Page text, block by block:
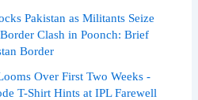
Pakistan as Militants Seize
Border Clash in Poonch: Brief
Border
Over First Two Weeks -
T-Shirt Hints at IPL Farewell